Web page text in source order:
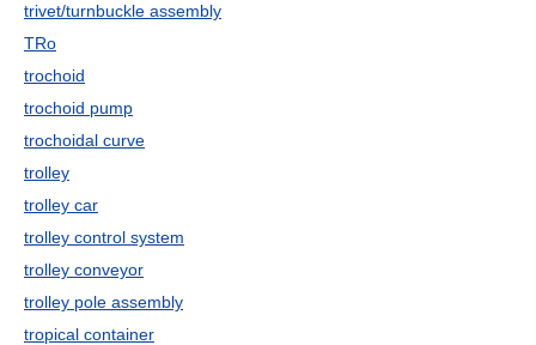
trivet/turnbuckle assembly
TRo
trochoid
trochoid pump
trochoidal curve
trolley
trolley car
trolley control system
trolley conveyor
trolley pole assembly
tropical container